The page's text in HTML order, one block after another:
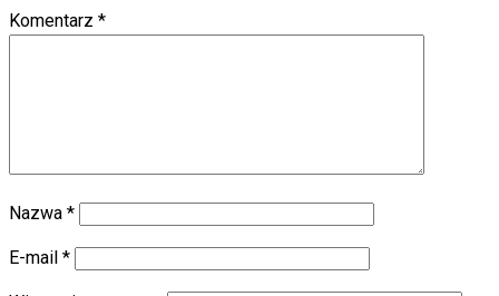
Komentarz *
Nazwa *
E-mail *